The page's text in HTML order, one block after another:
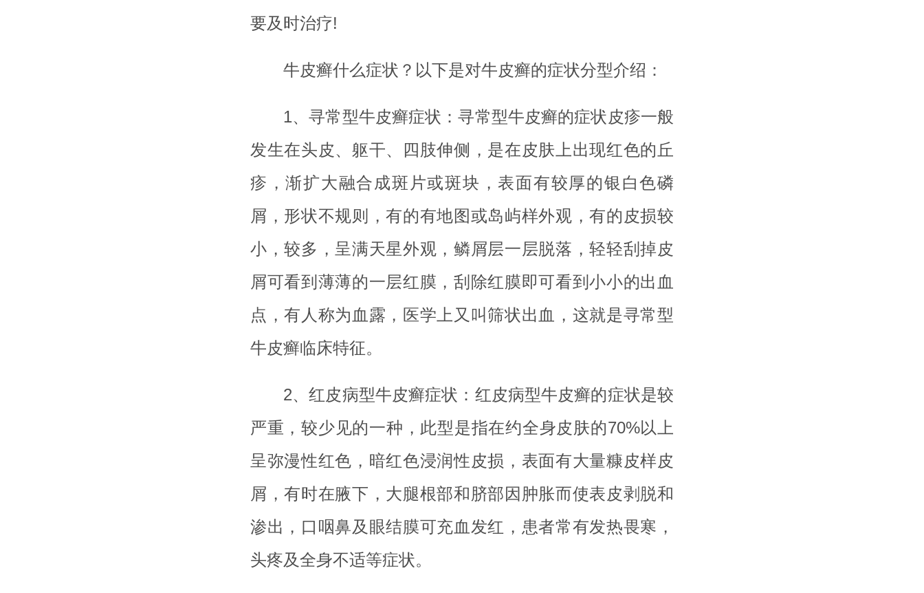
要及时治疗!
牛皮癣什么症状？以下是对牛皮癣的症状分型介绍：
1、寻常型牛皮癣症状：寻常型牛皮癣的症状皮疹一般
发生在头皮、躯干、四肢伸侧，是在皮肤上出现红色的丘
疹，渐扩大融合成斑片或斑块，表面有较厚的银白色磷
屑，形状不规则，有的有地图或岛屿样外观，有的皮损较
小，较多，呈满天星外观，鳞屑层一层脱落，轻轻刮掉皮
屑可看到薄薄的一层红膜，刮除红膜即可看到小小的出血
点，有人称为血露，医学上又叫筛状出血，这就是寻常型
牛皮癣临床特征。
2、红皮病型牛皮癣症状：红皮病型牛皮癣的症状是较
严重，较少见的一种，此型是指在约全身皮肤的70%以上
呈弥漫性红色，暗红色浸润性皮损，表面有大量糠皮样皮
屑，有时在腋下，大腿根部和脐部因肿胀而使表皮剥脱和
渗出，口咽鼻及眼结膜可充血发红，患者常有发热畏寒，
头疼及全身不适等症状。